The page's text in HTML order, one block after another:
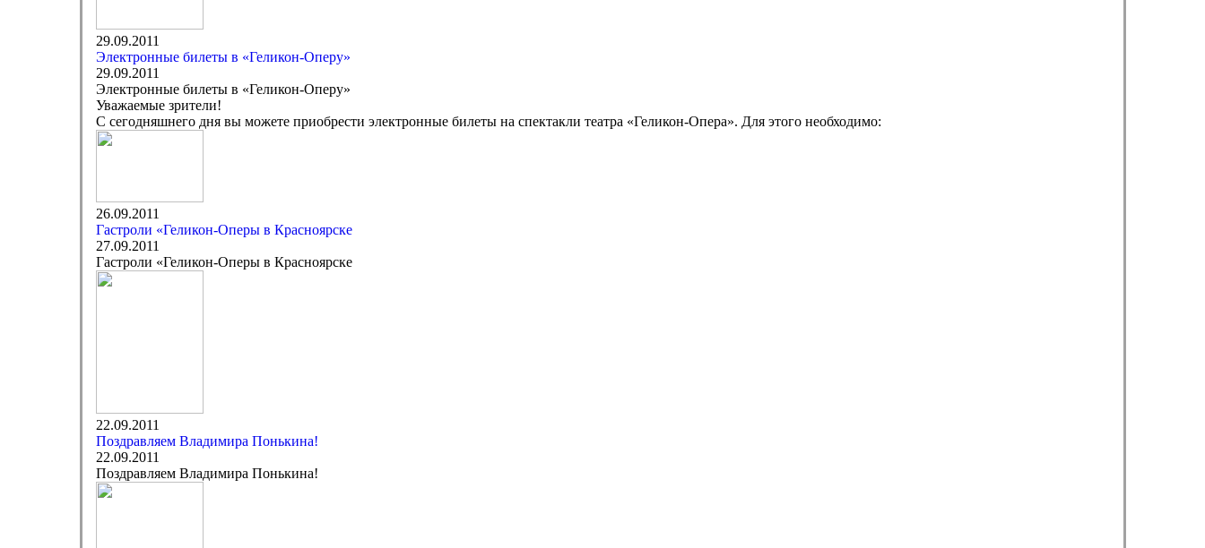
29.09.2011
Электронные билеты в «Геликон-Оперу»
29.09.2011
Электронные билеты в «Геликон-Оперу»
Уважаемые зрители!
С сегодняшнего дня вы можете приобрести электронные билеты на спектакли театра «Геликон-Опера». Для этого необходимо:
26.09.2011
Гастроли «Геликон-Оперы в Красноярске
27.09.2011
Гастроли «Геликон-Оперы в Красноярске
22.09.2011
Поздравляем Владимира Понькина!
22.09.2011
Поздравляем Владимира Понькина!